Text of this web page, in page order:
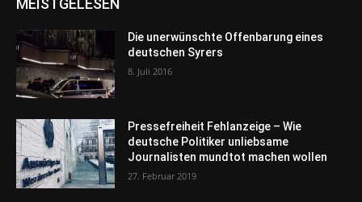
Die unerwünschte Offenbarung eines
deutschen Syrers
8. Juli 2016
Pressefreiheit Fehlanzeige – Wie
deutsche Politiker unliebsame
Journalisten mundtot machen wollen
27. Februar 2019